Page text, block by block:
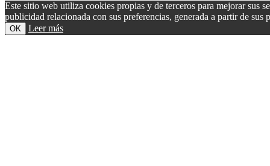
Este sitio web utiliza cookies propias y de terceros para mejorar sus
publicidad relacionada con sus preferencias, generada a partir de
OK Leer más